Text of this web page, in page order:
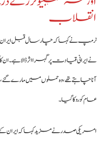
انقلاب
ٹرمپ نے کہا کہ چار سال قبل ایران نے
نے ایرانی قیادت پر گہرا اثر ڈالا ہے۔
عام کو روکا گیا۔
امریکی صدر نے مزید کہا کہ ایران کے